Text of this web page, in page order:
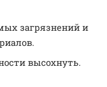
загрязнений и
высохнуть.